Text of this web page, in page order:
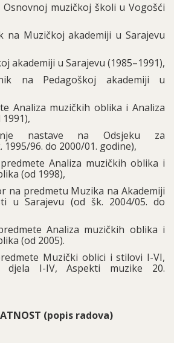
muzičkoj školi u Vogošći
na Muzičkoj akademiji u Sarajevu
akademiji u Sarajevu (1985–1991),
na Pedagoškoj akademiji u
Analiza muzičkih oblika i Analiza
nastave na Odsjeku za
96. do 2000/01. godine),
Analiza muzičkih oblika i
(od 1998),
na predmetu Muzika na Akademiji
u Sarajevu (od šk. 2004/05. do
Analiza muzičkih oblika i
(od 2005).
Muzički oblici i stilovi I-VI,
djela I-IV, Aspekti muzike 20.
(popis radova)